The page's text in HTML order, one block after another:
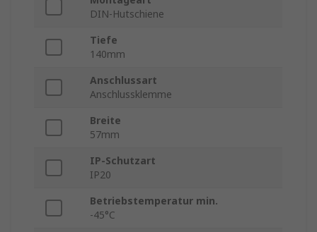
DIN-Hutschiene
Tiefe
140mm
Anschlussart
Anschlussklemme
Breite
57mm
IP-Schutzart
IP20
Betriebstemperatur min.
-45°C